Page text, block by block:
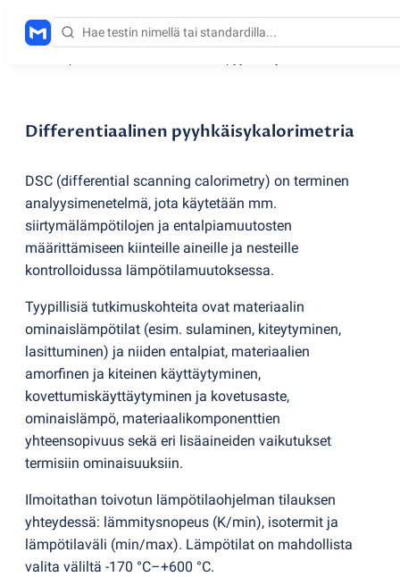
Differentiaalinen pyyhkäisykalorimetria
DSC (differential scanning calorimetry) on terminen
analyysimenetelmä, jota käytetään mm.
siirtymälämpötilojen ja entalpiamuutosten
määrittämiseen kiinteille aineille ja nesteille
kontrolloidussa lämpötilamuutoksessa.
Tyypillisiä tutkimuskohteita ovat materiaalin
ominaislämpötilat (esim. sulaminen, kiteytyminen,
lasittuminen) ja niiden entalpiat, materiaalien
amorfinen ja kiteinen käyttäytyminen,
kovettumiskäyttäytyminen ja kovetusaste,
ominaislämpö, ​​materiaalikomponenttien
yhteensopivuus sekä eri lisäaineiden vaikutukset
termisiin ominaisuuksiin.
Ilmoitathan toivotun lämpötilaohjelman tilauksen
yhteydessä: lämmitysnopeus (K/min), isotermit ja
lämpötilaväli (min/max). Lämpötilat on mahdollista
valita väliltä -170 °C–+600 °C.